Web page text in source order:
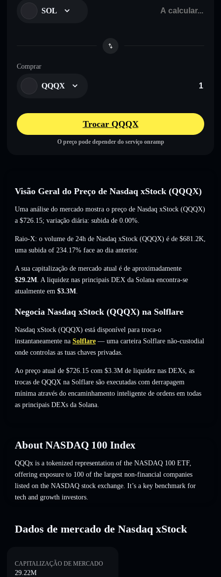
SOL
Comprar
QQQX
Trocar QQQX
O preço pode depender do serviço onramp
Visão Geral do Preço de Nasdaq xStock (QQQX)
Uma análise do mercado mostra o preço de Nasdaq xStock (QQQX)
a $726.15; variação diária: subida de 0.00%.
Raio-X: o volume de 24h de Nasdaq xStock (QQQX) é de $681.2K,
uma subida of 234.17% face ao dia anterior.
A sua capitalização de mercado atual é de aproximadamente
$29.2M. A liquidez nas principais DEX da Solana encontra-se
atualmente em $3.3M.
Negocia Nasdaq xStock (QQQX) na Solflare
Nasdaq xStock (QQQX) está disponível para troca-o
instantaneamente na Solflare — uma carteira Solflare não-custodial
onde controlas as tuas chaves privadas.
Ao preço atual de $726.15 com $3.3M de liquidez nas DEXs, as
trocas de QQQX na Solflare são executadas com derrapagem
mínima através do encaminhamento inteligente de ordens em todas
as principais DEXs da Solana.
About NASDAQ 100 Index
QQQx is a tokenized representation of the NASDAQ 100 ETF,
offering exposure to 100 of the largest non-financial companies
listed on the NASDAQ stock exchange. It’s a key benchmark for
tech and growth investors.
Dados de mercado de Nasdaq xStock
CAPITALIZAÇÃO DE MERCADO
29.22M